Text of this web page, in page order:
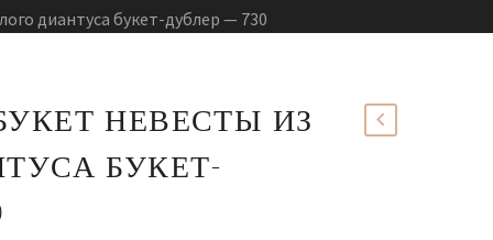
диантуса букет-дублер — 730
НЕВЕСТЫ ИЗ
БУКЕТ-